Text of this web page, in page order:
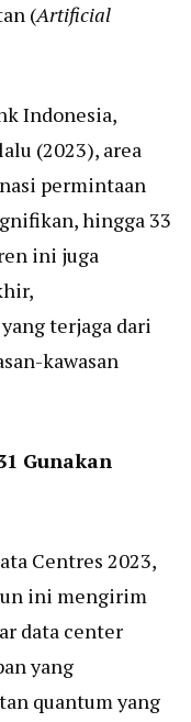
(Artificial
Indonesia,
(2023), area
permintaan
hingga 33
ini juga
terjaga dari
kawasan
Gunakan
Centres 2023,
ini mengirim
data center
yang
quantum yang